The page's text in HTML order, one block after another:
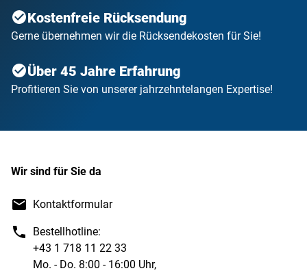
Kostenfreie Rücksendung
Gerne übernehmen wir die Rücksendekosten für Sie!
Über 45 Jahre Erfahrung
Profitieren Sie von unserer jahrzehntelangen Expertise!
Wir sind für Sie da
Kontaktformular
Bestellhotline:
+43 1 718 11 22 33
Mo. - Do. 8:00 - 16:00 Uhr,